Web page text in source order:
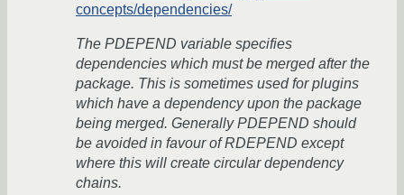
concepts/dependencies/
The PDEPEND variable specifies
dependencies which must be merged after the
package. This is sometimes used for plugins
which have a dependency upon the package
being merged. Generally PDEPEND should
be avoided in favour of RDEPEND except
where this will create circular dependency
chains.